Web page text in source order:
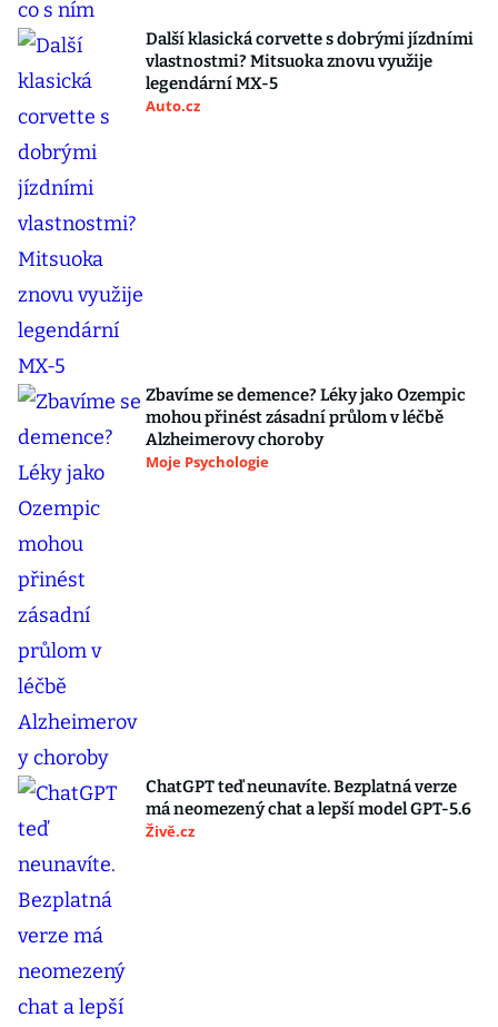
Další klasická corvette s dobrými jízdními
vlastnostmi? Mitsuoka znovu využije
legendární MX-5
Auto.cz
Zbavíme se demence? Léky jako Ozempic
mohou přinést zásadní průlom v léčbě
Alzheimerovy choroby
Moje Psychologie
ChatGPT teď neunavíte. Bezplatná verze
má neomezený chat a lepší model GPT-5.6
Živě.cz